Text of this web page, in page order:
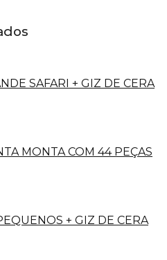
SAFARI + GIZ DE CERA
MONTA COM 44 PEÇAS
+ GIZ DE CERA